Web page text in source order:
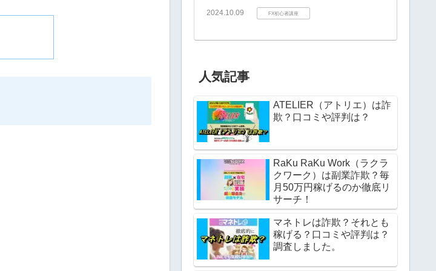
2024.10.09 FX初心者講座
人気記事
ATELIER（アトリエ）は詐
欺？口コミや評判は？
RaKu RaKu Work（ラクラ
クワーク）は副業詐欺？毎
月50万円稼げるのか徹底リ
サーチ！
マネトレは詐欺？それとも
稼げる？口コミや評判は？
調査しました。